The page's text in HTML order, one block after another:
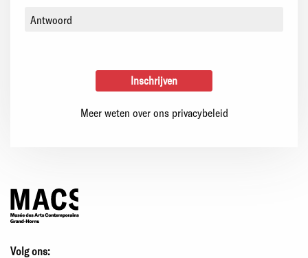
Meer weten over ons privacybeleid
Volg ons: